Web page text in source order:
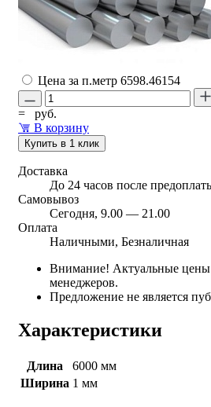
Цена за п.метр 6598.46154
=
руб.
В корзину
Купить в 1 клик
Доставка
До 24 часов после
Самовывоз
Сегодня, 9.00 — 21.00
Оплата
Наличными, Безналичная
Внимание! Актуальные
менеджеров.
Предложение не является
Характеристики
Длина
6000 мм
Ширина 1 мм